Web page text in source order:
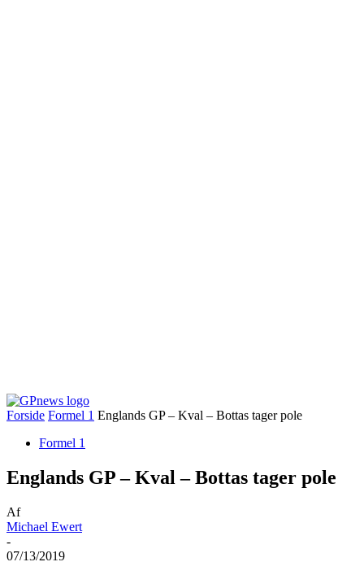
Forside Formel 1 Englands GP – Kval – Bottas tager pole
Formel 1
Englands GP – Kval – Bottas tager pole
Af
Michael Ewert
-
07/13/2019